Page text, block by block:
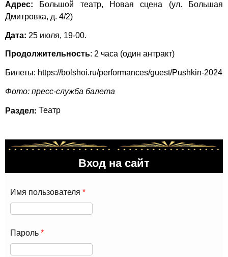
Адрес: Большой театр, Новая сцена (ул. Большая
Дмитровка, д. 4/2)
Дата: 25 июля, 19-00.
Продолжительность: 2 часа (один антракт)
Билеты: https://bolshoi.ru/performances/guest/Pushkin-2024
Фото: пресс-служба балета
Раздел: Театр
Вход на сайт
Имя пользователя *
Пароль *